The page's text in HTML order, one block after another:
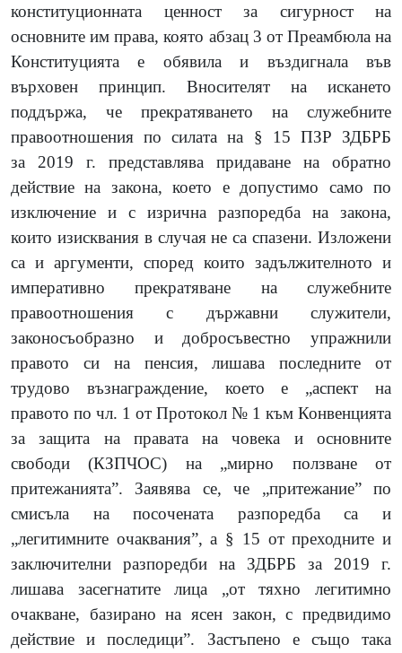
конституционната ценност за сигурност на
основните им права, която абзац 3 от Преамбюла на
Конституцията е обявила и въздигнала във
върховен принцип. Вносителят на искането
поддържа, че прекратяването на служебните
правоотношения по силата на § 15 ПЗР ЗДБРБ
за 2019 г. представлява придаване на обратно
действие на закона, което е допустимо само по
изключение и с изрична разпоредба на закона,
които изисквания в случая не са спазени. Изложени
са и аргументи, според които задължителното и
императивно прекратяване на служебните
правоотношения с държавни служители,
законосъобразно и добросъвестно упражнили
правото си на пенсия, лишава последните от
трудово възнаграждение, което е „аспект на
правото по чл. 1 от Протокол № 1 към Конвенцията
за защита на правата на човека и основните
свободи(КЗПЧОС) на „мирно ползване от
притежанията”. Заявява се, че „притежание” по
смисъла на посочената разпоредба са и
„легитимните очаквания”, а § 15 от преходните и
заключителни разпоредби на ЗДБРБ за 2019 г.
лишава засегнатите лица „от тяхно легитимно
очакване, базирано на ясен закон, с предвидимо
действие и последици”. Застъпено е също така